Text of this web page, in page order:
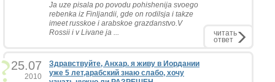
Ja uze pisala po povodu pohishenija svoego
rebenka iz Finljandii, gde on rodilsja i takze
imeet russkoe i arabskoe grazdanstvo.V
Rossii i v Livane ja ...
читать
ответ
25.07
2010
Здравствуйте, Анхар. я живу в Иордании
уже 5 лет,арабский знаю слабо, хочу